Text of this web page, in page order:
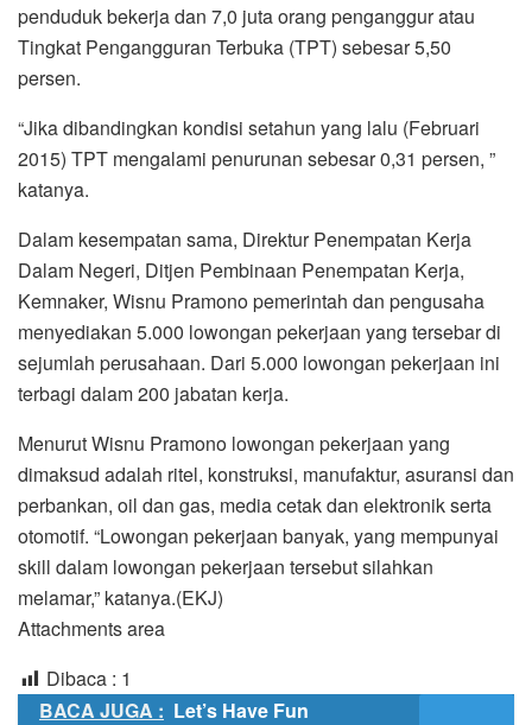
penduduk bekerja dan 7,0 juta orang penganggur atau
Tingkat Pengangguran Terbuka (TPT) sebesar 5,50
persen.
“Jika dibandingkan kondisi setahun yang lalu (Februari
2015) TPT mengalami penurunan sebesar 0,31 persen, ”
katanya.
Dalam kesempatan sama, Direktur Penempatan Kerja
Dalam Negeri, Ditjen Pembinaan Penempatan Kerja,
Kemnaker, Wisnu Pramono pemerintah dan pengusaha
menyediakan 5.000 lowongan pekerjaan yang tersebar di
sejumlah perusahaan. Dari 5.000 lowongan pekerjaan ini
terbagi dalam 200 jabatan kerja.
Menurut Wisnu Pramono lowongan pekerjaan yang
dimaksud adalah ritel, konstruksi, manufaktur, asuransi dan
perbankan, oil dan gas, media cetak dan elektronik serta
otomotif. “Lowongan pekerjaan banyak, yang mempunyai
skill dalam lowongan pekerjaan tersebut silahkan
melamar,” katanya.(EKJ)
Attachments area
Dibaca : 1
BACA JUGA : Let’s Have Fun